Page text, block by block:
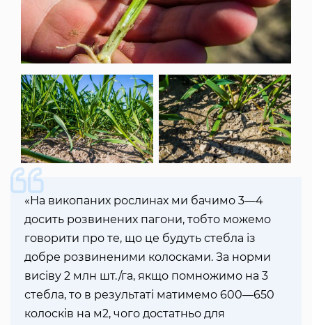
«На викопаних рослинах ми бачимо 3―4
досить розвинених пагони, тобто можемо
говорити про те, що це будуть стебла із
добре розвиненими колосками. За норми
висіву 2 млн шт./га, якщо помножимо на 3
стебла, то в результаті матимемо 600―650
колосків на м2, чого достатньо для